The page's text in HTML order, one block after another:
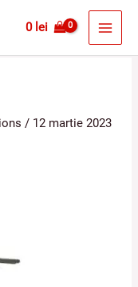
0 lei
/ 12 martie 2023